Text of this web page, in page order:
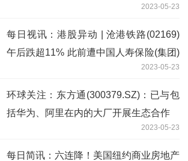
2023-05-23
每日视讯：港股异动 | 沧港铁路(02169)
午后跌超11% 此前遭中国人寿保险(集团)
2023-05-23
环球关注：东方通(300379.SZ)：已与包
括华为、阿里在内的大厂开展生态合作
2023-05-23
每日简讯：六连降！美国纽约商业房地产